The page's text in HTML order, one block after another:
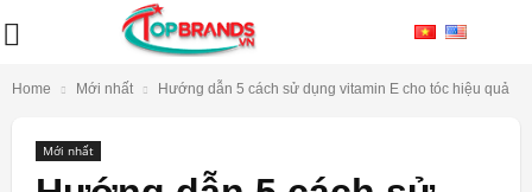
Home Mới nhất Hướng dẫn 5 cách sử dụng vitamin E cho tóc hiệu quả
Mới nhất